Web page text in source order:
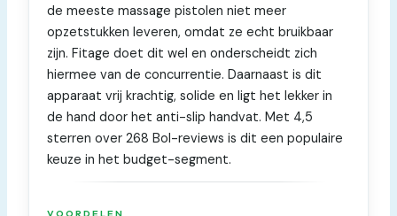
de meeste massage pistolen niet meer
opzetstukken leveren, omdat ze echt bruikbaar
zijn. Fitage doet dit wel en onderscheidt zich
hiermee van de concurrentie. Daarnaast is dit
apparaat vrij krachtig, solide en ligt het lekker in
de hand door het anti-slip handvat. Met 4,5
sterren over 268 Bol-reviews is dit een populaire
keuze in het budget-segment.
VOORDELEN